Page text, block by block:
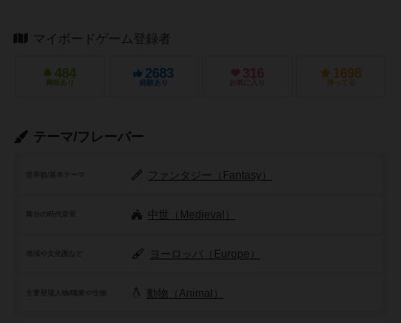
マイボードゲーム登録者
484
興味あり
2683
経験あり
316
お気に入り
1698
持ってる
テーマ/フレーバー
世界観/基本テーマ ファンタジー（Fantasy）
舞台の時代背景 中世（Medieval）
地域や文化圏など ヨーロッパ（Europe）
動物（Animal）